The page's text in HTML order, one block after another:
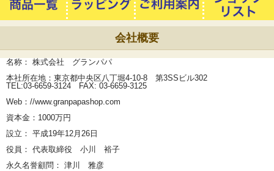
会社概要
名称： 株式会社 グランパパ
本社所在地：東京都中央区八丁堀4-10-8 第3SSビル302
TEL:03-6659-3124 FAX: 03-6659-3125
Web：//www.granpapashop.com
資本金：1000万円
設立： 平成19年12月26日
役員： 代表取締役 小川 裕子
永久名誉顧問： 津川 雅彦